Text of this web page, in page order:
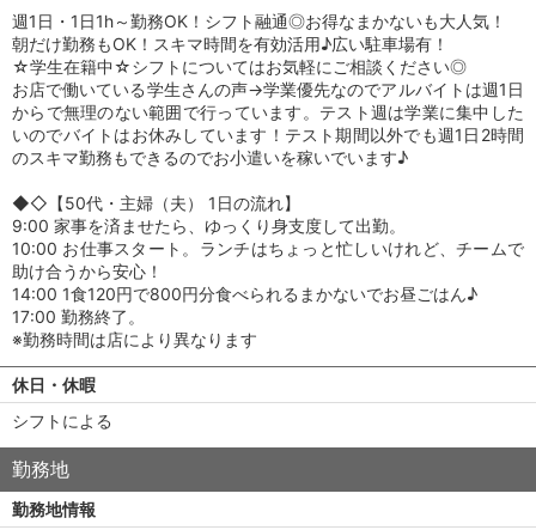
週1日・1日1h～勤務OK！シフト融通◎お得なまかないも大人気！
朝だけ勤務もOK！スキマ時間を有効活用♪広い駐車場有！
☆学生在籍中☆シフトについてはお気軽にご相談ください◎
お店で働いている学生さんの声→学業優先なのでアルバイトは週1日
からで無理のない範囲で行っています。テスト週は学業に集中した
いのでバイトはお休みしています！テスト期間以外でも週1日2時間
のスキマ勤務もできるのでお小遣いを稼いでいます♪
◆◇【50代・主婦（夫） 1日の流れ】
9:00 家事を済ませたら、ゆっくり身支度して出勤。
10:00 お仕事スタート。ランチはちょっと忙しいけれど、チームで
助け合うから安心！
14:00 1食120円で800円分食べられるまかないでお昼ごはん♪
17:00 勤務終了。
※勤務時間は店により異なります
休日・休暇
シフトによる
勤務地
勤務地情報